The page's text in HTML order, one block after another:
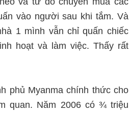
vào người sau khi tắm. Và
1 mình vẫn chỉ quấn chiếc
hoạt và làm việc. Thấy rất
phủ Myanma chính thức cho
quan. Năm 2006 có ¾ triệu